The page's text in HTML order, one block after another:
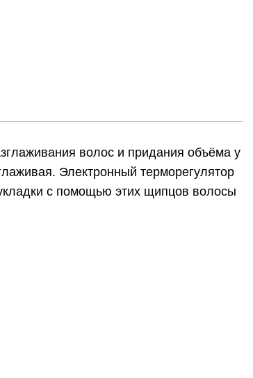
волос и придания объёма у
Электронный терморегулятор
с помощью этих щипцов волосы